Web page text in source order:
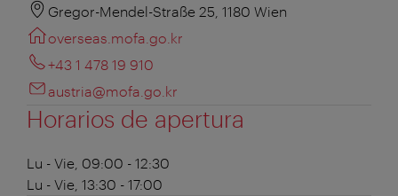
Gregor-Mendel-Straße 25, 1180 Wien
overseas.mofa.go.kr
+43 1 478 19 910
austria@mofa.go.kr
Horarios de apertura
Lu - Vie, 09:00 - 12:30
Lu - Vie, 13:30 - 17:00